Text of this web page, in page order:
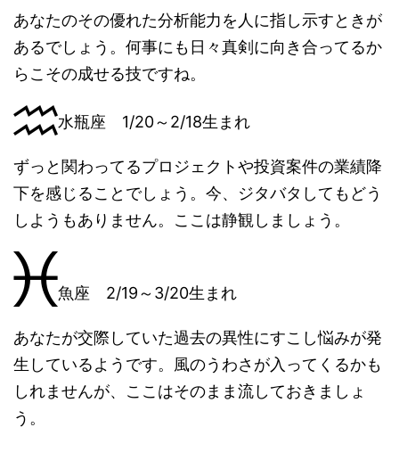
あなたのその優れた分析能力を人に指し示すときが
あるでしょう。何事にも日々真剣に向き合ってるか
らこその成せる技ですね。
水瓶座 1/20～2/18生まれ
ずっと関わってるプロジェクトや投資案件の業績降
下を感じることでしょう。今、ジタバタしてもどう
しようもありません。ここは静観しましょう。
魚座 2/19～3/20生まれ
あなたが交際していた過去の異性にすこし悩みが発
生しているようです。風のうわさが入ってくるかも
しれませんが、ここはそのまま流しておきましょ
う。